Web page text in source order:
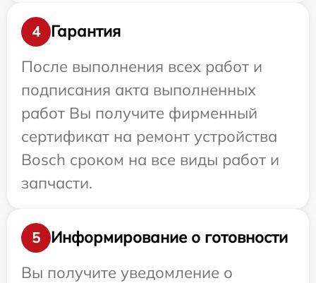
4
Гарантия
После выполнения всех работ и
подписания акта выполненных
работ Вы получите фирменный
сертификат на ремонт устройства
Bosch сроком на все виды работ и
запчасти.
5
Информирование о готовности
Вы получите уведомление о